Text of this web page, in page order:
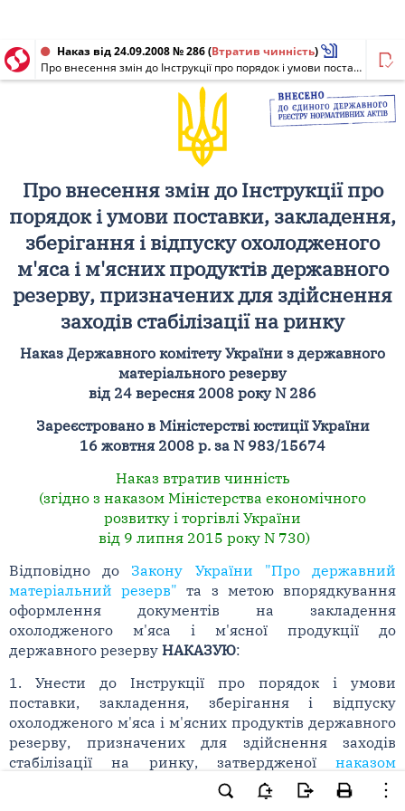
Наказ від 24.09.2008 № 286(Втратив чинність)
Про внесення змін до Інструкції про порядок і умови поставки, закладення, зберігання і відпуску охолодженого м'яса і м'ясних продуктів державного резерву, призначених для здійснення заходів стабілізації на ринку